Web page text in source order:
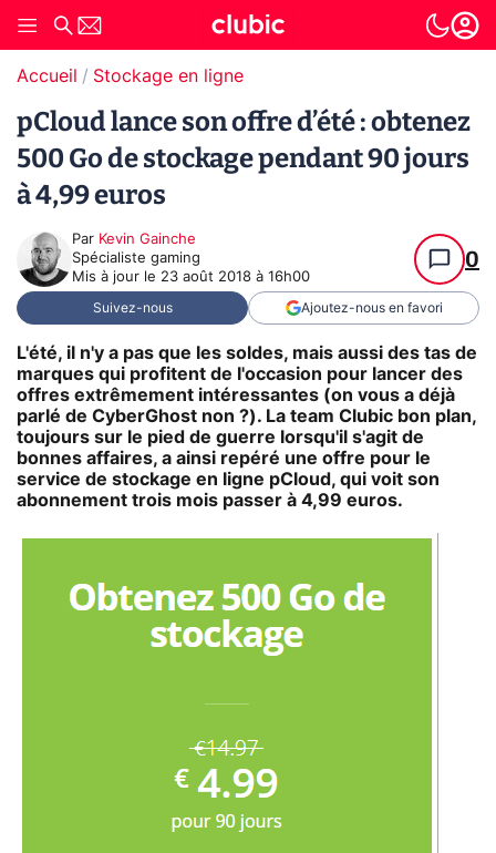
Accueil Stockage en ligne
pCloud lance son offre d’été : obtenez
500 Go de stockage pendant 90 jours
à 4,99 euros
Par Kevin Gainche
Spécialiste gaming
Mis à jour le 23 août 2018 à 16h00
0
Suivez-nous Ajoutez-nous en favori
L'été, il n'y a pas que les soldes, mais aussi des tas de
marques qui profitent de l'occasion pour lancer des
offres extrêmement intéressantes (on vous a déjà
parlé de CyberGhost non ?). La team Clubic bon plan,
toujours sur le pied de guerre lorsqu'il s'agit de
bonnes affaires, a ainsi repéré une offre pour le
service de stockage en ligne pCloud, qui voit son
abonnement trois mois passer à 4,99 euros.